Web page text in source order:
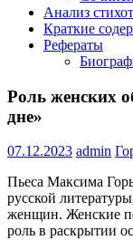
Анализ
Краткие
Рефераты
Роль женских
дне»
07.12.2023 admin
Пьеса Максима
русской
женщин. Женские
роль в раскрытии